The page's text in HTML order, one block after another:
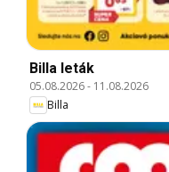
Billa leták
05.08.2026- 11.08.2026
Billa